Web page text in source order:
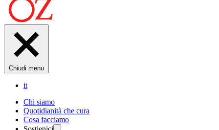
Chiudi menu
it
Chi siamo
Quotidianità che cura
Cosa facciamo